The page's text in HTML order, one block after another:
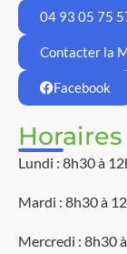
04 93 05 75
Contacter la
Facebook
Lundi : 8h30 à
Mardi : 8h30 à
Mercredi : 8h30